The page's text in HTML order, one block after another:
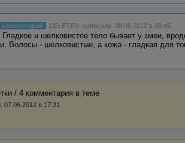
DELETED написала 08.06.2012 в 00:45
Гладкое и шелковистое тело бывает у змеи,
Волосы - шелковистые, а кожа - гладкая для
/ 4 комментария в темe
07.06.2012 в 17:31